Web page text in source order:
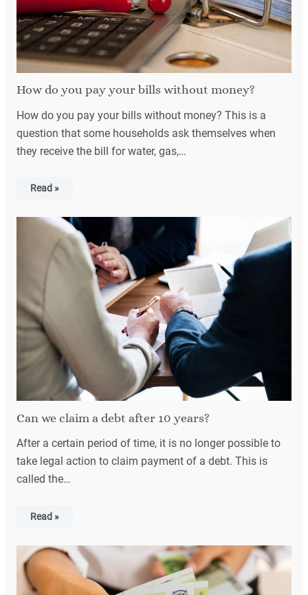
How do you pay your bills without money?
How do you pay your bills without money? This is a
question that some households ask themselves when
they receive the bill for water, gas,…
Read »
Can we claim a debt after 10 years?
After a certain period of time, it is no longer possible to
take legal action to claim payment of a debt. This is
called the…
Read »